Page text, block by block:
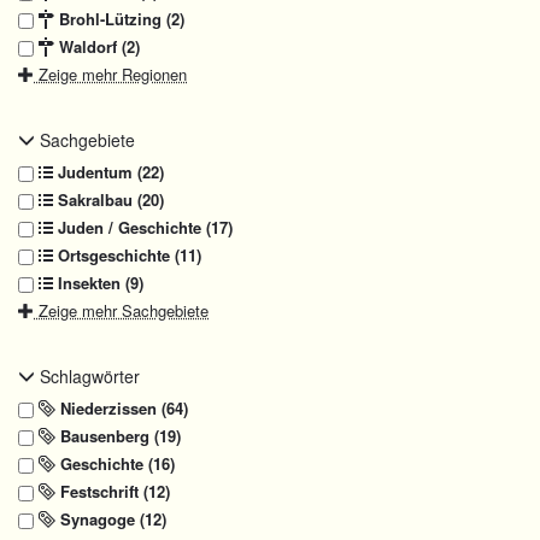
Brohl-Lützing (2)
Waldorf (2)
Zeige mehr Regionen
Sachgebiete
Judentum (22)
Sakralbau (20)
Juden / Geschichte (17)
Ortsgeschichte (11)
Insekten (9)
Zeige mehr Sachgebiete
Schlagwörter
Niederzissen (64)
Bausenberg (19)
Geschichte (16)
Festschrift (12)
Synagoge (12)